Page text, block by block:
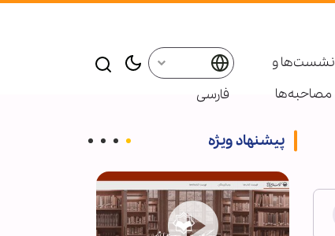
نشست‌ها و
مصاحبه‌ها
فارسی
پیشنهاد ویژه